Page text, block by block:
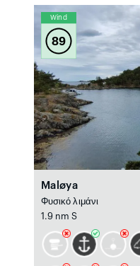
Wind
89
Maløya
Φυσικό λιμάνι
1.9 nm S